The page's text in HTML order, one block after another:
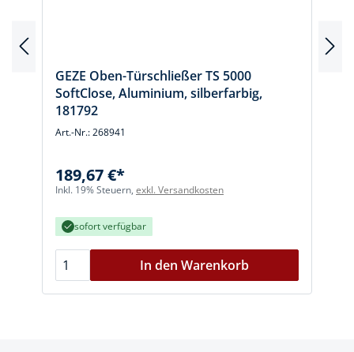
GEZE Oben-Türschließer TS 5000
SoftClose, Aluminium, silberfarbig,
181792
Art.-Nr.: 268941
189,67 €*
Inkl. 19% Steuern, exkl. Versandkosten
sofort verfügbar
In den Warenkorb